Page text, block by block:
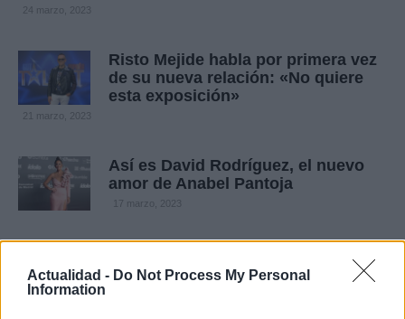
Actualidad - Do Not Process My Personal
Information
24 marzo, 2023
Risto Mejide habla por primera vez
de su nueva relación: «No quiere
esta exposición»
21 marzo, 2023
Así es David Rodríguez, el nuevo
amor de Anabel Pantoja
17 marzo, 2023
enamoran y dejan la Iglesia: “Es